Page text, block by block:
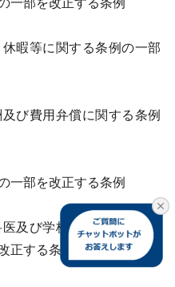
一部を改正する条例
暇等に関する条例の一部
び費用弁償に関する条例
一部を改正する条例
及び学校薬剤師の公務災
正する条例